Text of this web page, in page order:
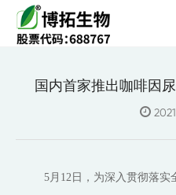
国内首家推出咖啡因
5月12日，为深入贯彻落实